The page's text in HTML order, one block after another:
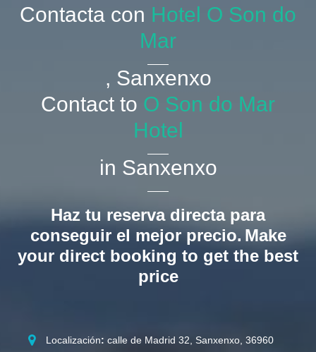
Contacta con Hotel O Son do
Mar
, Sanxenxo
Contact to O Son do Mar
Hotel
in Sanxenxo
Haz tu reserva directa para
conseguir el mejor precio. Make
your direct booking to get the best
price
Localización: calle de Madrid 32, Sanxenxo, 36960